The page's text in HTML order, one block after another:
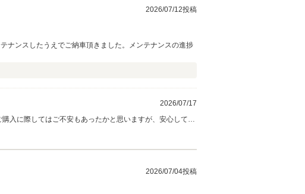
2026/07/12投稿
ナンスしたうえでご納車頂きました。メンテナンスの進捗
2026/07/17
2026/07/04投稿